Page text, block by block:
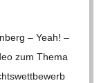
– Yeah! –
zum Thema